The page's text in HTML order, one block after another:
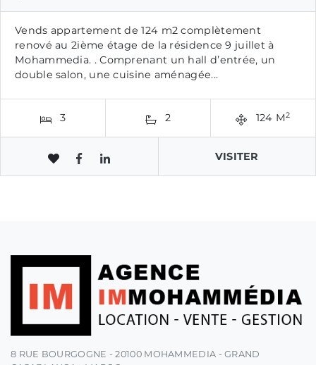
Vends appartement de 124 m2 complètement
renové au 2ième étage de la résidence 9 juillet à
Mohammedia. . Comprenant un hall d’entrée, un
double salon, une cuisine aménagée...
3 2 124 M2
VISITER
8 RUE BOURGOGNE - 20100 MOHAMMEDIA - GRAND